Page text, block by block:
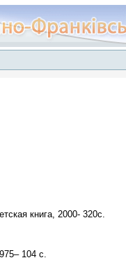
книга, 2000- 320с.
104 с.